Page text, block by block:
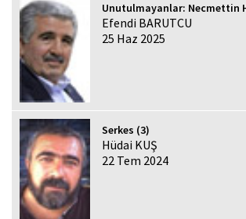
Unutulmayanlar: Necmettin
Efendi BARUTCU
25 Haz 2025
Serkes (3)
Hüdai KUŞ
22 Tem 2024